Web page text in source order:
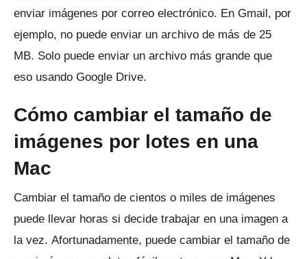
enviar imágenes por correo electrónico. En Gmail, por
ejemplo, no puede enviar un archivo de más de 25
MB. Solo puede enviar un archivo más grande que
eso usando Google Drive.
Cómo cambiar el tamaño de
imágenes por lotes en una
Mac
Cambiar el tamaño de cientos o miles de imágenes
puede llevar horas si decide trabajar en una imagen a
la vez. Afortunadamente, puede cambiar el tamaño de